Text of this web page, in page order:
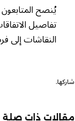
تفاصيل
النقاشات إلى
شاركها.
مقالات ذات صلة